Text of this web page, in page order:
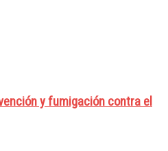
y fumigación contra el